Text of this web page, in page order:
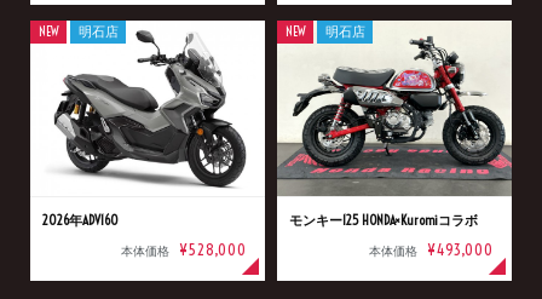
2026年ADV160
本体価格 ¥528,000
NEW 明石店
モンキー125 HONDA×Kuromiコラボ
本体価格 ¥493,000
NEW 明石店